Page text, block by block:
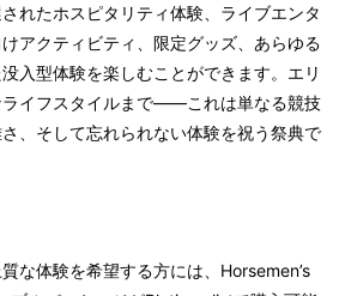
れたホスピタリティ体験、ライブエンタ
アクティビティ、限定グッズ、あらゆる
入型体験を楽しむことができます。エリ
ライフスタイルまで――これは単なる競技
、そして忘れられない体験を祝う祭典で
な体験を希望する方には、Horsemen’s